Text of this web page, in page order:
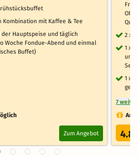
Kombination mit Kaffee & Tee
der Hauptspeise und täglich
Woche Fondue-Abend und einmal
Buffet)
Zum Angebot
2 x
1 x
und
1 x
7
4.8